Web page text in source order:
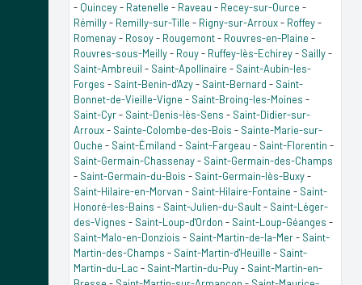
- Quincey- Ratenelle - Raveau - Recey-sur-Ource -
Rémilly- Remilly-sur-Tille - Rigny-sur-Arroux- Roffey-
Romenay- Rosoy- Rougemont- Rouvres-en-Plaine -
Rouvres-sous-Meilly- Rouy- Ruffey-lès-Echirey- Sailly-
Saint-Ambreuil - Saint-Apollinaire - Saint-Aubin-les-
Forges - Saint-Benin-d'Azy- Saint-Bernard - Saint-
Bonnet-de-Vieille-Vigne - Saint-Broing-les-Moines -
Saint-Cyr- Saint-Denis-lès-Sens - Saint-Didier-sur-
Arroux- Sainte-Colombe-des-Bois - Sainte-Marie-sur-
Ouche - Saint-Émiland - Saint-Fargeau - Saint-Florentin -
Saint-Germain-Chassenay- Saint-Germain-des-Champs
- Saint-Germain-du-Bois - Saint-Germain-lès-Buxy-
Saint-Hilaire-en-Morvan - Saint-Hilaire-Fontaine - Saint-
Honoré-les-Bains - Saint-Julien-du-Sault- Saint-Léger-
des-Vignes - Saint-Loup-d'Ordon - Saint-Loup-Géanges -
Saint-Malo-en-Donziois - Saint-Martin-de-la-Mer- Saint-
Martin-des-Champs - Saint-Martin-d'Heuille - Saint-
Martin-du-Lac - Saint-Martin-du-Puy- Saint-Martin-en-